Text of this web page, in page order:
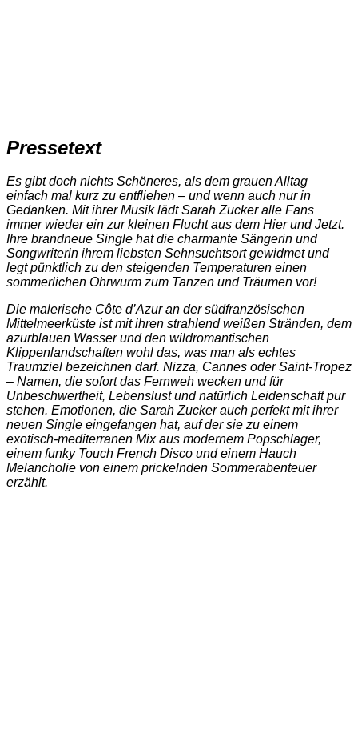
Pressetext
Es gibt doch nichts Schöneres, als dem grauen Alltag
einfach mal kurz zu entfliehen – und wenn auch nur in
Gedanken. Mit ihrer Musik lädt Sarah Zucker alle Fans
immer wieder ein zur kleinen Flucht aus dem Hier und Jetzt.
Ihre brandneue Single hat die charmante Sängerin und
Songwriterin ihrem liebsten Sehnsuchtsort gewidmet und
legt pünktlich zu den steigenden Temperaturen einen
sommerlichen Ohrwurm zum Tanzen und Träumen vor!
Die malerische Côte d’Azur an der südfranzösischen
Mittelmeerküste ist mit ihren strahlend weißen Stränden, dem
azurblauen Wasser und den wildromantischen
Klippenlandschaften wohl das, was man als echtes
Traumziel bezeichnen darf. Nizza, Cannes oder Saint-Tropez
– Namen, die sofort das Fernweh wecken und für
Unbeschwertheit, Lebenslust und natürlich Leidenschaft pur
stehen. Emotionen, die Sarah Zucker auch perfekt mit ihrer
neuen Single eingefangen hat, auf der sie zu einem
exotisch-mediterranen Mix aus modernem Popschlager,
einem funky Touch French Disco und einem Hauch
Melancholie von einem prickelnden Sommerabenteuer
erzählt.